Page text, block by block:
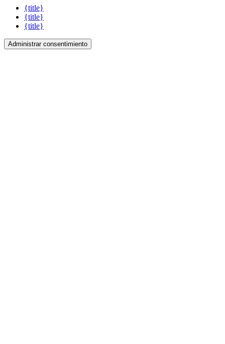
{title}
{title}
{title}
Administrar consentimiento